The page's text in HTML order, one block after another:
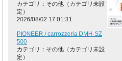
カテゴリ：その他（カテゴリ未設
定）
2026/08/02 17:01:31
PIONEER / carrozzeria DMH-SZ
500
カテゴリ：その他（カテゴリ未設
定）